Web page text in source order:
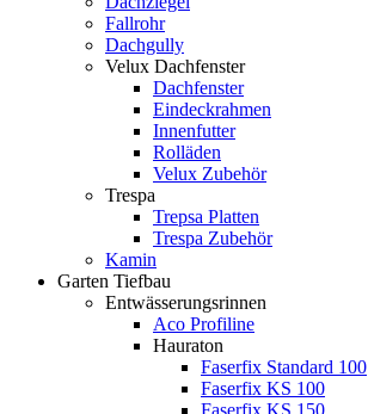
Fallrohr
Dachgully
Velux Dachfenster
Dachfenster
Eindeckrahmen
Innenfutter
Rolläden
Velux Zubehör
Trespa
Trepsa Platten
Trespa Zubehör
Kamin
Garten Tiefbau
Entwässerungsrinnen
Aco Profiline
Hauraton
Faserfix Standard 100
Faserfix KS 100
Faserfix KS 150